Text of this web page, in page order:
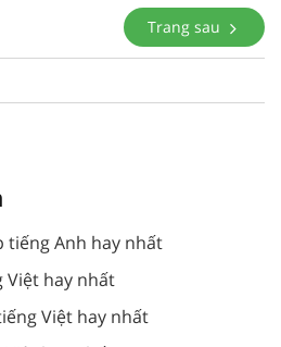
Trang sau
tiếng Anh hay nhất
Việt hay nhất
Việt hay nhất